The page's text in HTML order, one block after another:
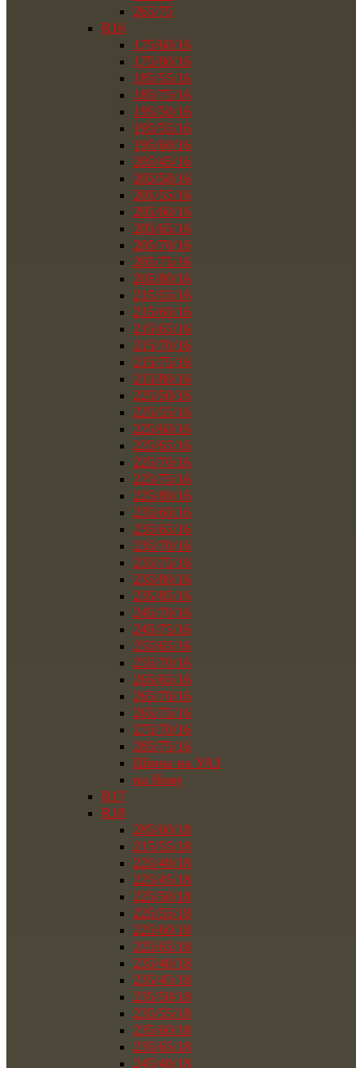
265/75
R16
175/60/16
175/80/16
185/55/16
185/75/16
195/50/16
195/55/16
195/60/16
205/45/16
205/50/16
205/55/16
205/60/16
205/65/16
205/70/16
205/75/16
205/80/16
215/55/16
215/60/16
215/65/16
215/70/16
215/75/16
215/80/16
225/50/16
225/55/16
225/60/16
225/65/16
225/70/16
225/75/16
225/80/16
235/60/16
235/65/16
235/70/16
235/75/16
235/80/16
235/85/16
245/70/16
245/75/16
255/65/16
255/70/16
265/65/16
265/70/16
265/75/16
275/70/16
285/75/16
Шины на УАЗ
на Ниву
R17
R18
285/60/18
215/55/18
225/40/18
225/45/18
225/50/18
225/55/18
225/60/18
225/65/18
235/40/18
235/45/18
235/50/18
235/55/18
235/60/18
235/65/18
245/40/18